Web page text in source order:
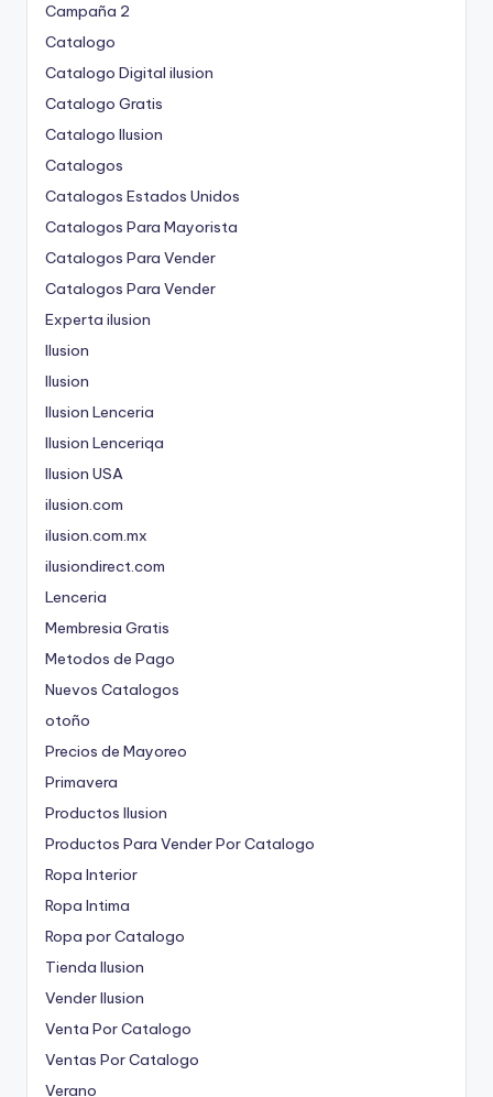
Campaña 2
Catalogo
Catalogo Digital ilusion
Catalogo Gratis
Catalogo Ilusion
Catalogos
Catalogos Estados Unidos
Catalogos Para Mayorista
Catalogos Para Vender
Catalogos Para Vender
Experta ilusion
Ilusion
Ilusion
Ilusion Lenceria
Ilusion Lenceriqa
Ilusion USA
ilusion.com
ilusion.com.mx
ilusiondirect.com
Lenceria
Membresia Gratis
Metodos de Pago
Nuevos Catalogos
otoño
Precios de Mayoreo
Primavera
Productos Ilusion
Productos Para Vender Por Catalogo
Ropa Interior
Ropa Intima
Ropa por Catalogo
Tienda Ilusion
Vender Ilusion
Venta Por Catalogo
Ventas Por Catalogo
Verano